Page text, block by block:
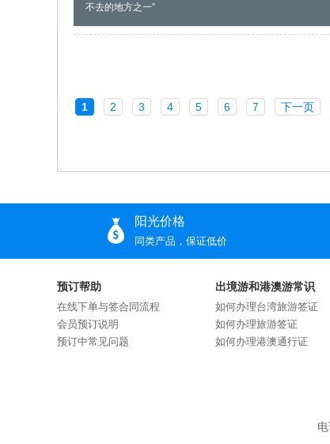
不去的地方之一”
1 2 3 4 5 6 7 下一页
阳光价格
同类产品，保证低价
预订帮助
在线下单与签合同流程
会员预订说明
预订中常见问题
出境游和港澳游常识
如何办理台湾旅游签证
如何办理旅游签证
如何办理港澳通行证